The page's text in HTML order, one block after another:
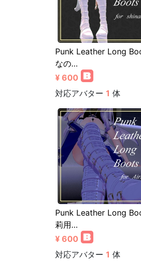
Punk Leather Long
なの…
¥ 600
対応アバター 1 体
Punk Leather Long
莉用…
¥ 600
対応アバター 1 体